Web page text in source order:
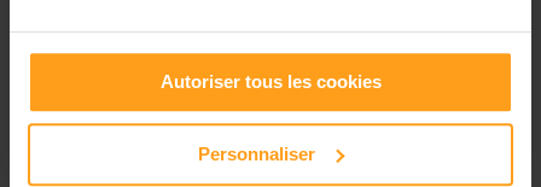
Autoriser tous les cookies
Personnaliser
Services proposés